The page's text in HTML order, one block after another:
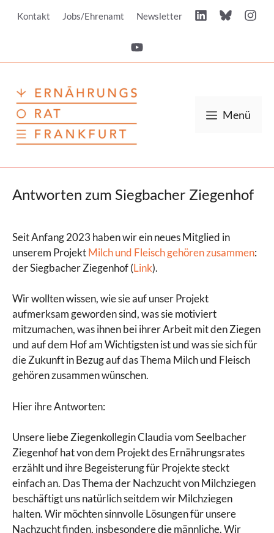
InhaltKontakt Jobs/Ehrenamt Newsletter
Menü
Antworten zum Siegbacher Ziegenhof
Seit Anfang 2023 haben wir ein neues Mitglied in
unserem ProjektMilch und Fleisch gehören zusammen:
der Siegbacher Ziegenhof (Link).
Wir wollten wissen, wie sie auf unser Projekt
aufmerksam geworden sind, was sie motiviert
mitzumachen, was ihnen bei ihrer Arbeit mit den Ziegen
und auf dem Hof am Wichtigsten ist und was sie sich für
die Zukunft in Bezug auf das Thema Milch und Fleisch
gehören zusammen wünschen.
Hier ihre Antworten:
Unsere liebe Ziegenkollegin Claudia vom Seelbacher
Ziegenhof hat von dem Projekt des Ernährungsrates
erzählt und ihre Begeisterung für Projekte steckt
einfach an. Das Thema der Nachzucht von Milchziegen
beschäftigt uns natürlich seitdem wir Milchziegen
halten. Wir möchten sinnvolle Lösungen für unsere
Nachzucht finden, insbesondere die männliche. Wir